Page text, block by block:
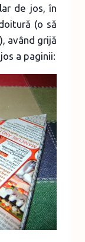
de jos, în
(o să
având grijă
a paginii: